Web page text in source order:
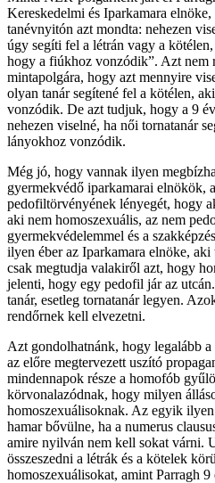
Kereskedelmi és Iparkamara
tanévnyitón azt mondta: nehezen
úgy segíti fel a létrán vagy a
hogy a fiúkhoz vonzódik”. Azt nem
mintapolgára, hogy azt mennyire
olyan tanár segítené fel a kötélen,
vonzódik. De azt tudjuk, hogy a 9
nehezen viselné, ha női tornatanár
lányokhoz vonzódik.
Még jó, hogy vannak ilyen
gyermekvédő iparkamarai elnökök,
pedofiltörvényének lényegét, hogy
aki nem homoszexuális, az nem
gyermekvédelemmel és a
ilyen éber az Iparkamara elnöke, aki
csak megtudja valakiről azt, hogy
jelenti, hogy egy pedofil jár az
tanár, esetleg tornatanár legyen.
rendőrnek kell elvezetni.
Azt gondolhatnánk, hogy legalább
az előre megtervezett uszító
mindennapok része a homofób
körvonalazódnak, hogy milyen
homoszexuálisoknak. Az egyik
hamar bővülne, ha a numerus
amire nyilván nem kell sokat várni.
összeszedni a létrák és a kötelek
homoszexuálisokat, amint Parragh 9